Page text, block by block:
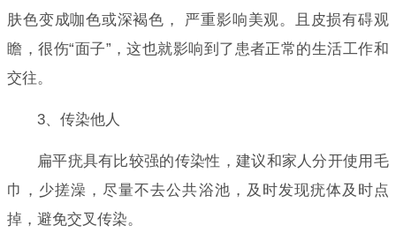
肤色变成咖色或深褐色， 严重影响美观。且皮损有碍观
瞻，很伤“面子”，这也就影响到了患者正常的生活工作和
交往。
3、传染他人
扁平疣具有比较强的传染性，建议和家人分开使用毛
巾，少搓澡，尽量不去公共浴池，及时发现疣体及时点
掉，避免交叉传染。